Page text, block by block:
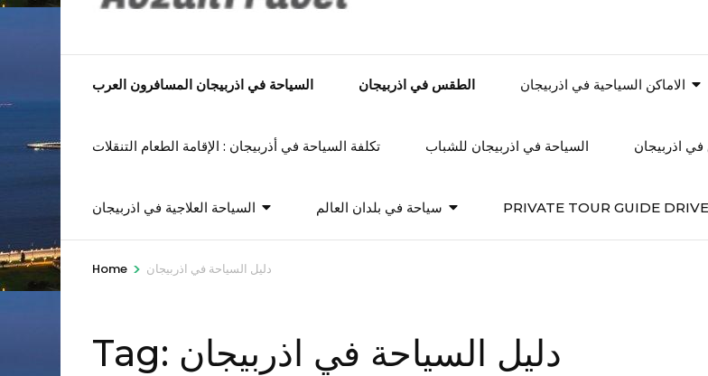
السياحة في اذربيجان المسافرون العرب الطقس في اذربيجان الاماكن السياحية في اذربيجان
تكلفة السياحة في أذربيجان : الإقامة الطعام التنقلات السياحة في اذربيجان للشباب اذربيجان
السياحة العلاجية في اذربيجان سياحة في بلدان العالم PRIVATE TOUR GUIDE
Home > دليل السياحة في اذربيجان
Tag: دليل السياحة في اذربيجان